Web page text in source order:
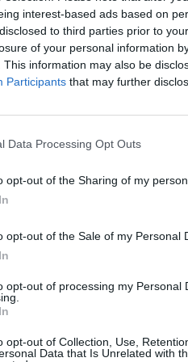
interest-based ads based on
to third parties prior to
of your personal information
This information may also be
Participants that may further
Data Processing Opt Outs
opt-out of the Sharing of my
opt-out of the Sale of my Personal
opt-out of processing my Personal
opt-out of Collection, Use,
Data that Is Unrelated with
sesjiSynodu o
w misji” zachętę do
lokalnych
„W tym kontekście
przygotowanie specjalistów z
społecznej, do czego
się też do podjęcia
w Warszawie.
ma na celu m.in.
i inspiruje do
przez Ewangelię.
Zajmuje się także
Polski.